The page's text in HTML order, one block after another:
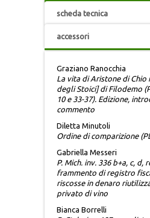
MONUMENTA IURIDICA
MORGANA
PENSIERO POLITICO
RICERCA PAPIROLOGICA
RICERCHE
scheda tecnica
accessori
Graziano Ranocchia
La vita di Aristone di Chio
degli Stoici] di Filodemo
10 e 33-37). Edizione,
commento
Diletta Minutoli
Ordine di comparizione
Gabriella Messeri
P. Mich. inv. 336 b+a, c, d,
frammento di registro
riscosse in denaro
privato di vino
Bianca Borrelli